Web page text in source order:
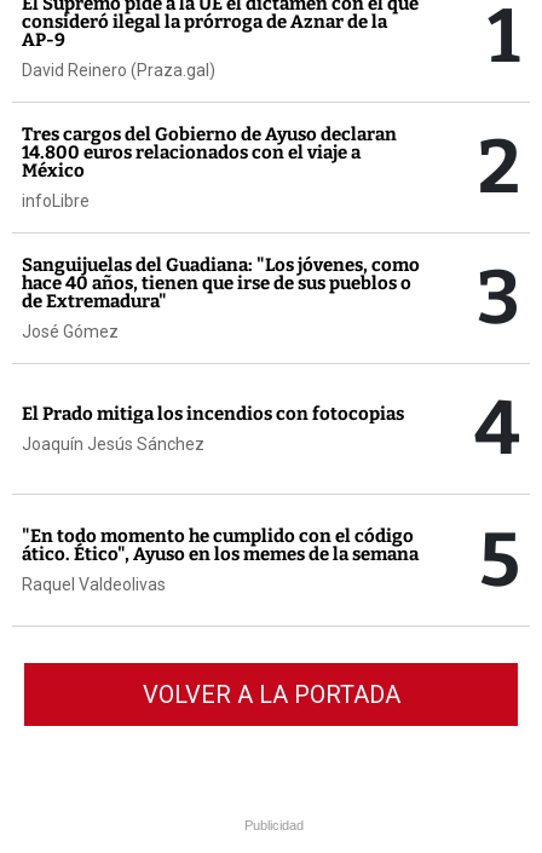
consideró ilegal la prórroga de Aznar de la
AP-9
David Reinero (Praza.gal) 1
Tres cargos del Gobierno de Ayuso declaran
14.800 euros relacionados con el viaje a
México
infoLibre 2
Sanguijuelas del Guadiana: "Los jóvenes, como
hace 40 años, tienen que irse de sus pueblos o
de Extremadura"
José Gómez 3
El Prado mitiga los incendios con fotocopias
Joaquín Jesús Sánchez 4
"En todo momento he cumplido con el código
ático. Ético", Ayuso en los memes de la semana
Raquel Valdeolivas 5
VOLVER A LA PORTADA
Publicidad